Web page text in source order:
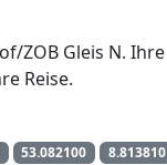
ZOB Gleis N. Ihre
Reise.
53.082100
8.813810